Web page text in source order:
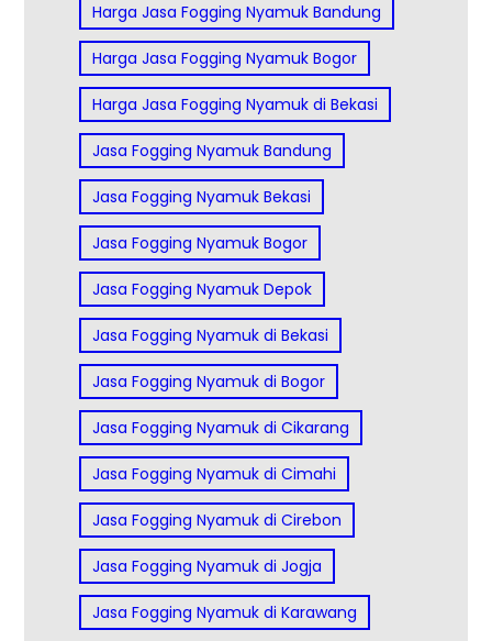
Harga Jasa Fogging Nyamuk Bandung
Harga Jasa Fogging Nyamuk Bogor
Harga Jasa Fogging Nyamuk di Bekasi
Jasa Fogging Nyamuk Bandung
Jasa Fogging Nyamuk Bekasi
Jasa Fogging Nyamuk Bogor
Jasa Fogging Nyamuk Depok
Jasa Fogging Nyamuk di Bekasi
Jasa Fogging Nyamuk di Bogor
Jasa Fogging Nyamuk di Cikarang
Jasa Fogging Nyamuk di Cimahi
Jasa Fogging Nyamuk di Cirebon
Jasa Fogging Nyamuk di Jogja
Jasa Fogging Nyamuk di Karawang